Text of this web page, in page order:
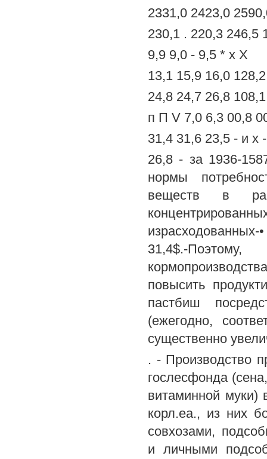
2331,0 2423,0
230,1 . 220,3 246,5
9,9 9,0 - 9,5 * х X
13,1 15,9 16,0
24,8 24,7 26,8
п П V 7,0 6,3 00,8
31,4 31,6 23,5 - и х -
26,8 - за 1936-
нормы
веществ в
31,4$.-
повысить
пастбиш
(ежегодно,
существенно
. - Производство
гослесфонда
витаминной муки)
корл.еа., из них
совхозами,
и личными